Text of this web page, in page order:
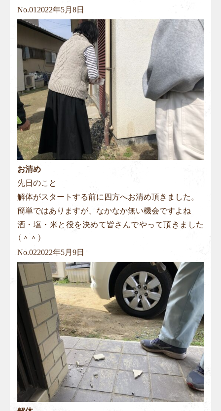
No.01 2022年5月8日
お清め
先日のこと
解体がスタートする前に四方へお清め頂きました。
簡単ではありますが、なかなか無い機会ですよね
酒・塩・米と役を決めて皆さんでやって頂きました
（＾＾）
No.022022年5月9日